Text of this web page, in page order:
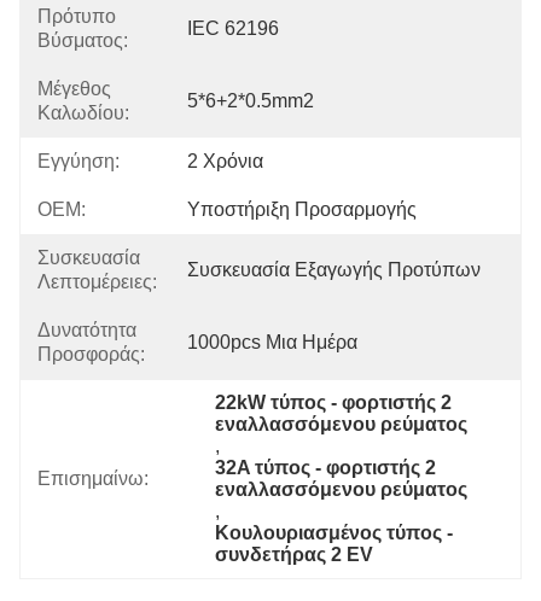
Πρότυπο
Βύσματος:
IEC 62196
Μέγεθος
Καλωδίου:
5*6+2*0.5mm2
Εγγύηση: 2 Χρόνια
OEM: Υποστήριξη Προσαρμογής
Συσκευασία
Λεπτομέρειες:
Συσκευασία Εξαγωγής Προτύπων
Δυνατότητα
Προσφοράς:
1000pcs Μια Ημέρα
Επισημαίνω:
22kW τύπος - φορτιστής 2
εναλλασσόμενου ρεύματος
,
32A τύπος - φορτιστής 2
εναλλασσόμενου ρεύματος
,
Κουλουριασμένος τύπος -
συνδετήρας 2 EV